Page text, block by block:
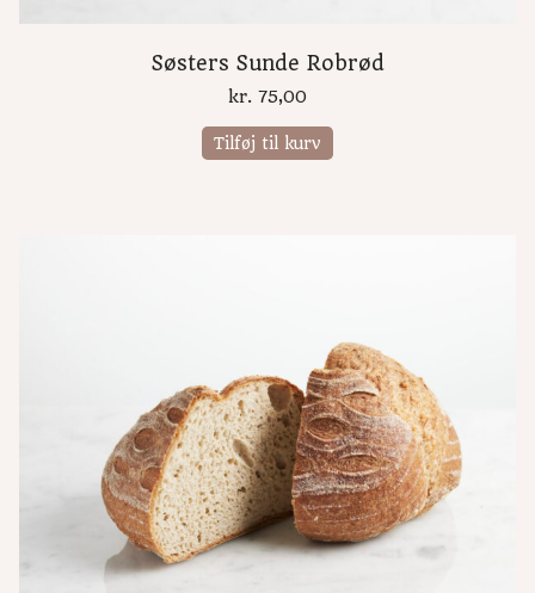
Søsters Sunde Robrød
kr. 75,00
Tilføj til kurv